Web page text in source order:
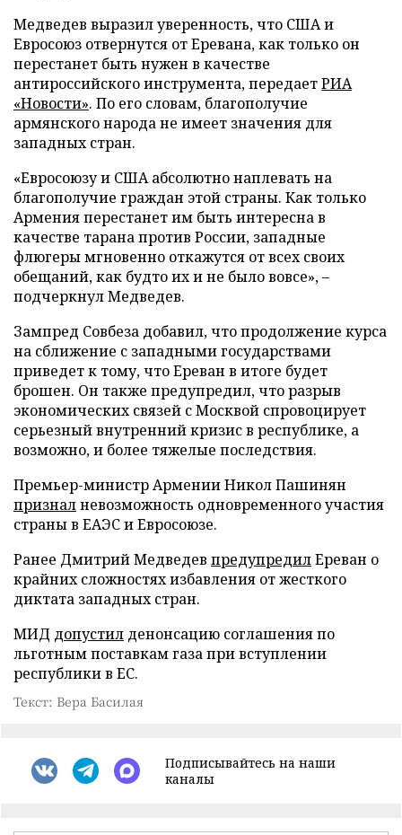
Медведев выразил уверенность, что США и
Евросоюз отвернутся от Еревана, как только он
перестанет быть нужен в качестве
антироссийского инструмента, передаетРИА
«Новости». По его словам, благополучие
армянского народа не имеет значения для
западных стран.
«Евросоюзу и США абсолютно наплевать на
благополучие граждан этой страны. Как только
Армения перестанет им быть интересна в
качестве тарана против России, западные
флюгеры мгновенно откажутся от всех своих
обещаний, как будто их и не было вовсе», –
подчеркнул Медведев.
Зампред Совбеза добавил, что продолжение курса
на сближение с западными государствами
приведет к тому, что Ереван в итоге будет
брошен. Он также предупредил, что разрыв
экономических связей с Москвой спровоцирует
серьезный внутренний кризис в республике, а
возможно, и более тяжелые последствия.
Премьер-министр Армении Никол Пашинян
призналневозможность одновременного участия
страны в ЕАЭС и Евросоюзе.
Ранее Дмитрий Медведев предупредилЕреван о
крайних сложностях избавления от жесткого
диктата западных стран.
МИД допустил денонсацию соглашения по
льготным поставкам газа при вступлении
республики в ЕС.
Текст: Вера Басилая
Подписывайтесь на наши
каналы